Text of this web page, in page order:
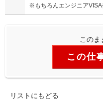
※もちろんエンジニアVISA
このま
この仕
リストにもどる